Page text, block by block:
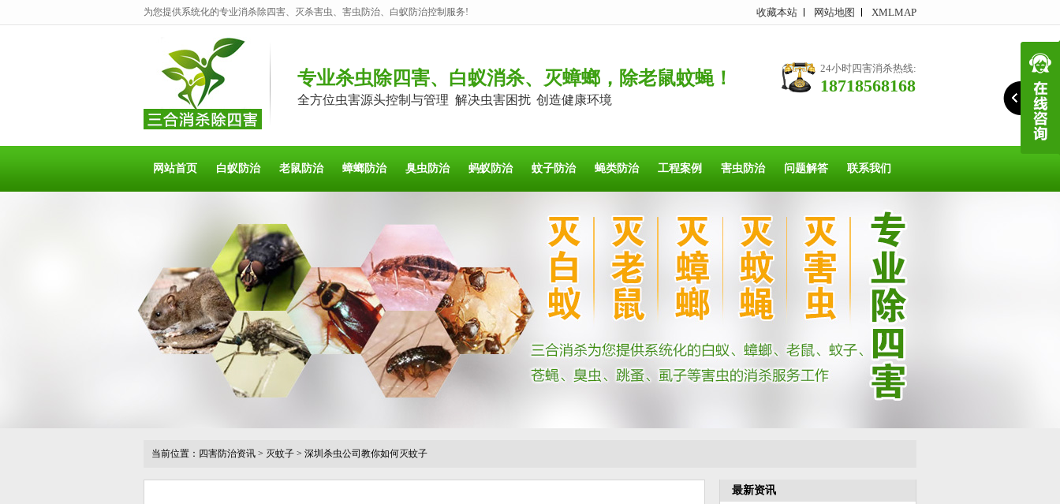
为您提供系统化的专业消杀除四害、灭杀害虫、害虫防治、白蚁防治控制服务! 收藏本站 网站地图 XMLMAP
专业杀虫除四害、白蚁消杀、灭蟑螂，除老鼠蚊蝇！
全方位虫害源头控制与管理 解决虫害困扰 创造健康环境
24小时四害消杀热线:
18718568168
网站首页 白蚁防治 老鼠防治 蟑螂防治 臭虫防治 蚂蚁防治 蚊子防治 蝇类防治 工程案例 害虫防治 问题解答 联系我们
当前位置： 四害防治资讯 > 灭蚊子 > 深圳杀虫公司教你如何灭蚊子
最新资讯